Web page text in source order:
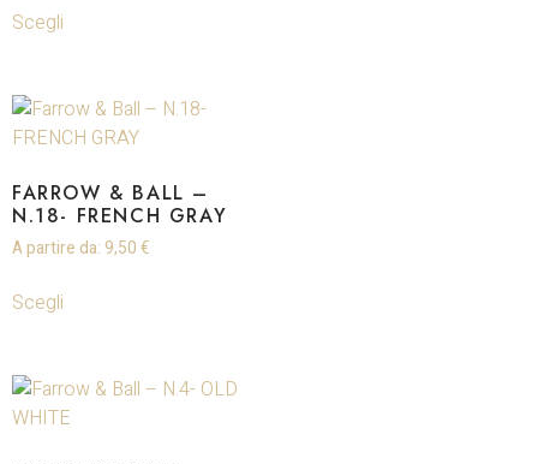
Scegli
FARROW & BALL –
N.18- FRENCH GRAY
A partire da: 9,50 €
Scegli